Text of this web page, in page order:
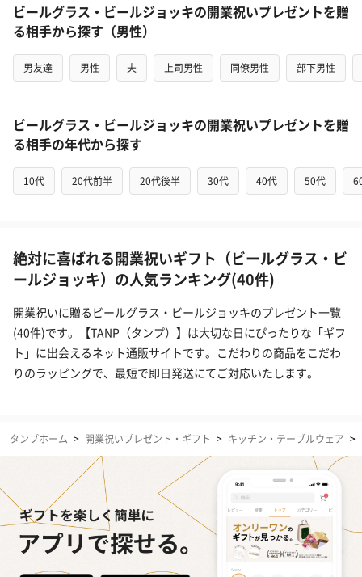
ビールグラス・ビールジョッキの開業祝いプレゼントを贈
る相手から探す（男性）
男友達 男性 夫 上司男性 同僚男性 部下男性
ビールグラス・ビールジョッキの開業祝いプレゼントを贈
る相手の年代から探す
10代 20代前半 20代後半 30代 40代 50代
絶対に喜ばれる開業祝いギフト（ビールグラス・ビ
ールジョッキ）の人気ランキング(40件)
開業祝いに贈るビールグラス・ビールジョッキのプレゼント一覧
(40件)です。【TANP（タンプ）】は大切な日にぴったりな「ギフ
ト」に出会えるネット通販サイトです。こだわりの商品をこだわ
りのラッピングで、最短で即日発送にてご対応いたします。
タンプホーム > 開業祝いプレゼント・ギフト > キッチン・テーブルウェア >